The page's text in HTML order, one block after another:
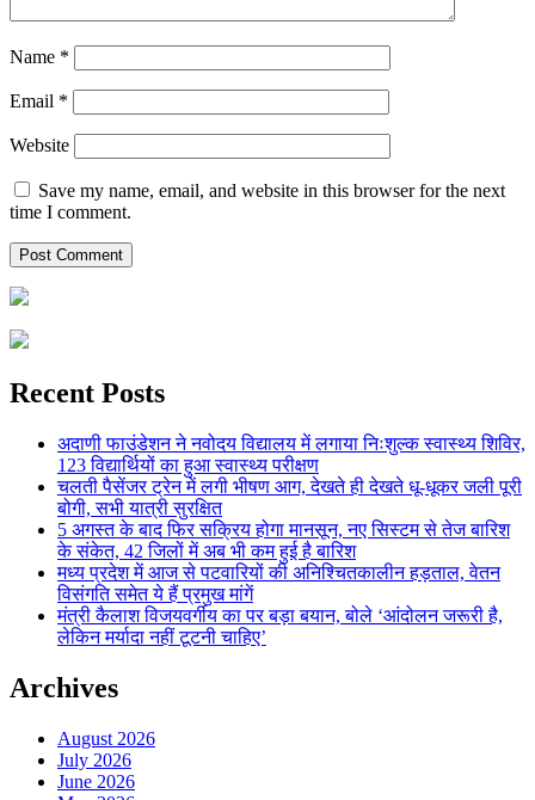
Name *
Email *
Website
Save my name, email, and website in this browser for the next
time I comment.
Recent Posts
अदाणी फाउंडेशन ने नवोदय विद्यालय में लगाया निःशुल्क स्वास्थ्य शिविर,
123 विद्यार्थियों का हुआ स्वास्थ्य परीक्षण
चलती पैसेंजर ट्रेन में लगी भीषण आग, देखते ही देखते धू-धूकर जली पूरी
बोगी, सभी यात्री सुरक्षित
5 अगस्त के बाद फिर सक्रिय होगा मानसून, नए सिस्टम से तेज बारिश
के संकेत, 42 जिलों में अब भी कम हुई है बारिश
मध्य प्रदेश में आज से पटवारियों की अनिश्चितकालीन हड़ताल, वेतन
विसंगति समेत ये हैं प्रमुख मांगें
मंत्री कैलाश विजयवर्गीय का पर बड़ा बयान, बोले ‘आंदोलन जरूरी है,
लेकिन मर्यादा नहीं टूटनी चाहिए’
Archives
August 2026
July 2026
June 2026